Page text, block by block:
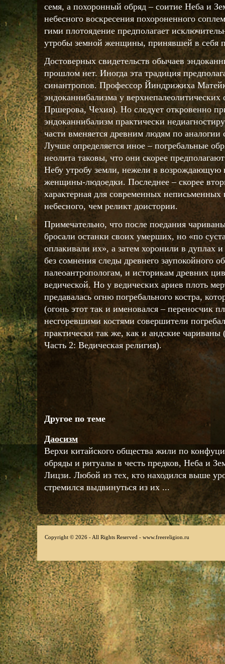
семя, а похоронный обряд – соитие Неба и
небесного воскресения похороненного
гими плотоядение предполагает
утробы земной женщины, принявшей в себя
Достоверных свидетельств обычаев
прошлом нет. Иногда эта традиция
синантропов. Профессор Йиндрижиха
эндоканнибализма у
Пршерова, Чехия). Но следует откровенно
эндоканнибализм практически
части вменяется древним людям по
Лучше определяется иное – погребальные
неолита таковы, что они скорее
Небу утробу земли, нежели в возрождающую
женщины-людоедки. Последнее – скорее
характерная для современных
небесного, чем реликт доистории.
Примечательно, что после поедания
бросали останки своих умерших, но «по
оплакивали их», а затем хоронили в дуплах
без сомнения следы древнего заупокойного
палеоантропологам, и историкам древних
ведической. Но у ведических ариев плоть
предавалась огню погребального костра,
(огонь этот так и именовался – переносчик
несгоревшими костями совершители
практически так же, как и андские
Часть 2: Ведическая религия).
Другое по теме
Даосизм
Верхи китайского общества жили по
обряды и ритуалы в честь предков, Неба и
Лицзи. Любой из тех, кто находился выше
стремился выдвинуться из их ...
Copyright © 2026 - All Rights Reserved - www.freereligion.ru